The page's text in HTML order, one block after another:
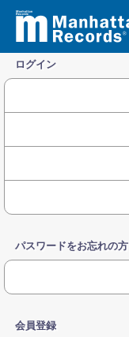
ログイン
パスワードをお忘れの方
会員登録